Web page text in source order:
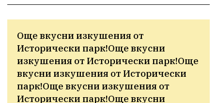
Още вкусни изкушения от
Исторически парк!Още вкусни
изкушения от Исторически парк!Още
вкусни изкушения от Исторически
парк!Още вкусни изкушения от
Исторически парк!Още вкусни